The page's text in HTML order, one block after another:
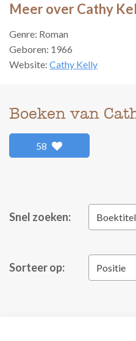
Meer over Cathy
Genre: Roman
Geboren: 1966
Website: Cathy Kelly
Boeken van
58
Snel zoeken: Boektitel
Sorteer op: Positie